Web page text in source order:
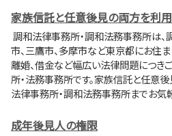
家族信託と任意後見の両方を利
調和法律事務所・調和法務事務所は、
市、三鷹市、多摩市など東京都にお住ま
離婚、借金など幅広い法律問題につき
所・法務事務所です。家族信託と任意
法律事務所・調和法務事務所までお気
成年後見人の権限